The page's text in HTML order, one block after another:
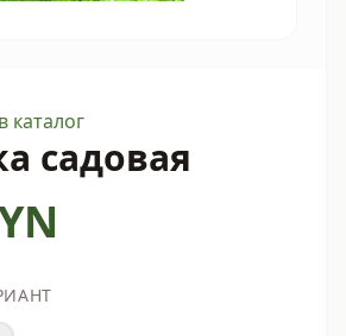
каталог
садовая